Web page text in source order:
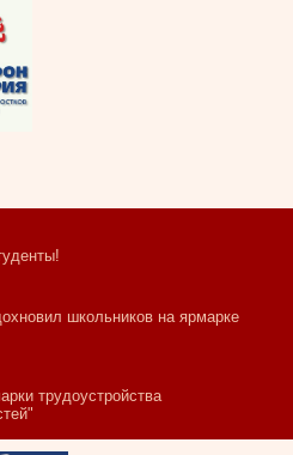
школьников на ярмарке
трудоустройства